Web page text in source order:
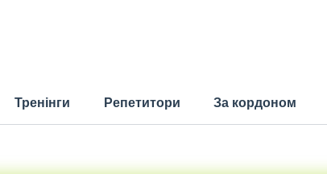
Тренінги Репетитори За кордоном